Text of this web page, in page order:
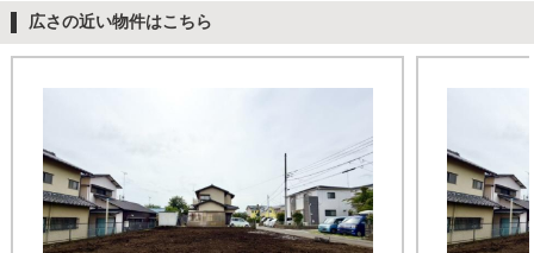
広さの近い物件はこちら